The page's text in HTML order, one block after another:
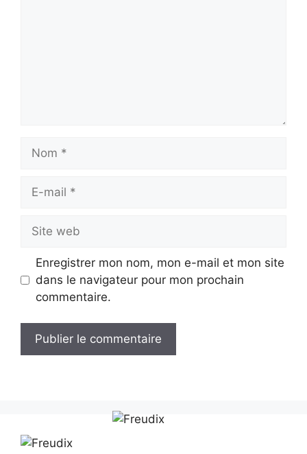
mail
web
Enregistrer mon nom, mon e-mail et mon site
dans le navigateur pour mon prochain
commentaire.
e